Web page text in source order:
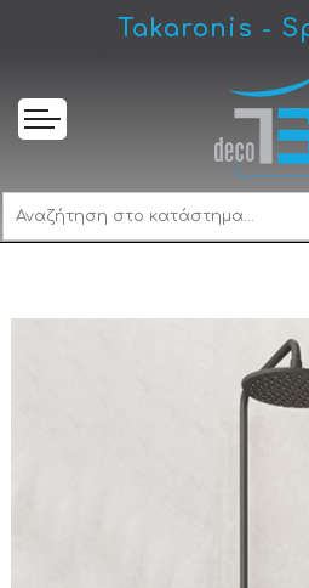
Takaronis -
Karag Andare Nero/Bronze